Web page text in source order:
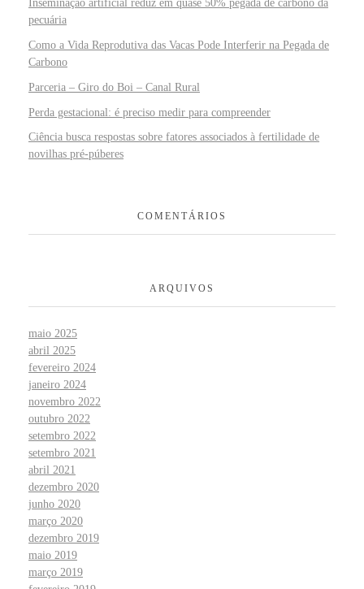
Inseminação artificial reduz em quase 50% pegada de carbono da
pecuária
Como a Vida Reprodutiva das Vacas Pode Interferir na Pegada de
Carbono
Parceria – Giro do Boi – Canal Rural
Perda gestacional: é preciso medir para compreender
Ciência busca respostas sobre fatores associados à fertilidade de
novilhas pré-púberes
COMENTÁRIOS
ARQUIVOS
maio 2025
abril 2025
fevereiro 2024
janeiro 2024
novembro 2022
outubro 2022
setembro 2022
setembro 2021
abril 2021
dezembro 2020
junho 2020
março 2020
dezembro 2019
maio 2019
março 2019